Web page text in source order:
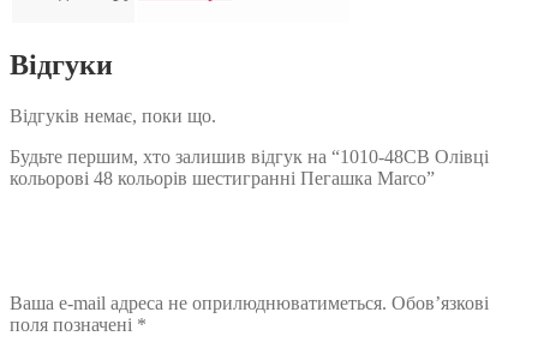
Відгуки
Відгуків немає, поки що.
Будьте першим, хто залишив відгук на “1010-48CB Олівці
кольорові 48 кольорів шестигранні Пегашка Marco”
Ваша e-mail адреса не оприлюднюватиметься. Обов’язкові
поля позначені *